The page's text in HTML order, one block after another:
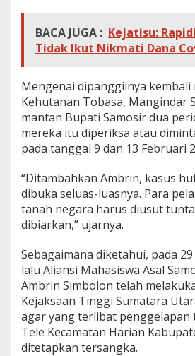
BACA JUGA : Kejatisu:
Tidak Ikut Nikmati Dana
Mengenai dipanggilnya kembali
Kehutanan Tobasa, Mangindar
mantan Bupati Samosir dua
mereka itu diperiksa atau
pada tanggal 9 dan 13 Februari
“Ditambahkan Ambrin, kasus
dibuka seluas-luasnya. Para
tanah negara harus diusut
dibiarkan,” ujarnya.
Sebagaimana diketahui, pada
lalu Aliansi Mahasiswa Asal
Ambrin Simbolon telah
Kejaksaan Tinggi Sumatara
agar yang terlibat penggelapan
Tele Kecamatan Harian
ditetapkan tersangka.